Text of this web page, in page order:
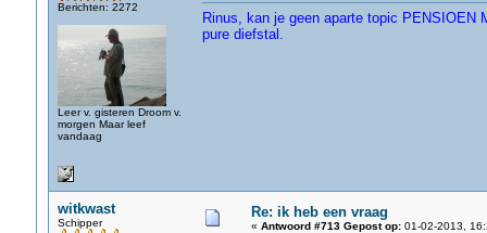
Berichten: 2272
Leer v. gisteren Droom v.
morgen Maar leef
vandaag
Rinus, kan je geen aparte topic
pure diefstal.
witkwast
Schipper
Re: ik heb een vraag
« Antwoord #713 Gepost op:01-02-2013,